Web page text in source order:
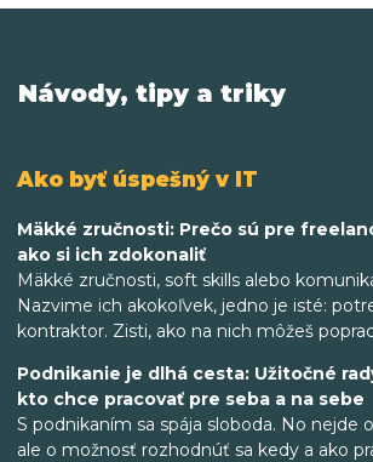
Návody, tipy a triky
Ako byť úspešný v IT
Mäkké zručnosti: Prečo sú pre
ako si ich zdokonaliť
Mäkké zručnosti, soft skills alebo
Nazvime ich akokoľvek, jedno je isté:
kontraktor. Zisti, ako na nich môžeš
Podnikanie je dlhá cesta: Užitočné
kto chce pracovať pre seba a na sebe
S podnikaním sa spája sloboda. No nejde
ale o možnosť rozhodnúť sa kedy a ako